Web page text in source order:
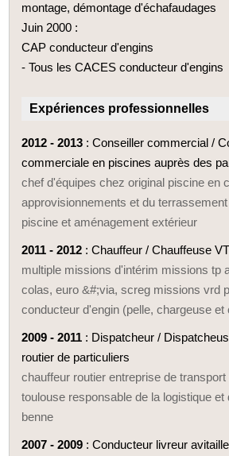
montage, démontage d'échafaudages
Juin 2000 :
CAP conducteur d'engins
- Tous les CACES conducteur d'engins
Expériences professionnelles
2012 - 2013 : Conseiller commercial /
commerciale en piscines auprès des
chef d'équipes chez original piscine en
approvisionnements et du
piscine et aménagement extérieur
2011 - 2012 : Chauffeur / Chauffeuse
multiple missions d'intérim missions tp
colas, euro ­&#;via, screg missions vrd
conducteur d'engin (pelle, chargeuse et
2009 - 2011 : Dispatcheur /
routier de particuliers
chauffeur routier entreprise de
toulouse responsable de la logistique et
benne
2007 - 2009 : Conducteur livreur